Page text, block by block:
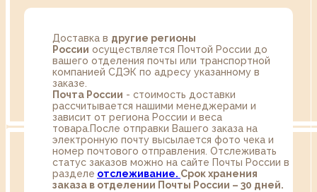
Доставка в другие регионы
России осуществляется Почтой России до
вашего отделения почты или транспортной
компанией СДЭК по адресу указанному в
заказе.
Почта России - стоимость доставки
рассчитывается нашими менеджерами и
зависит от региона России и веса
товара.После отправки Вашего заказа на
электронную почту высылается фото чека и
номер почтового отправления. Отслеживать
статус заказов можно на сайте Почты России в
разделе oтслеживание. Срок хранения
заказа в отделении Почты России – 30 дней.